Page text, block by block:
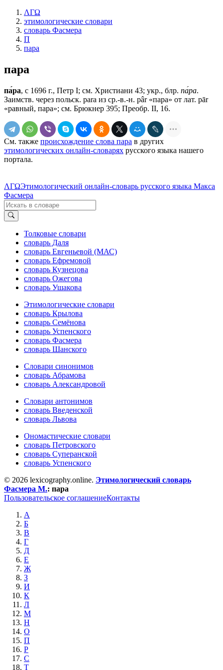
ΛΓΩ
этимологические словари
словарь Фасмера
П
пара
пара
па́ра, с 1696 г., Петр I; см. Христиани 43; укр., блр. па́ра.
Заимств. через польск. раrа из ср.-в.-н. рâr «пара» от лат. рār
«равный, пара»; см. Брюкнер 395; Преобр. II, 16.
См. также происхождение слова пара в других
этимологических онлайн-словарях русского языка нашего
портала.
ΛΓΩЭтимологический онлайн-словарь русского языка Макса
Фасмера
Толковые словари
словарь Даля
словарь Евгеньевой (МАС)
словарь Ефремовой
словарь Кузнецова
словарь Ожегова
словарь Ушакова
Этимологические словари
словарь Крылова
словарь Семёнова
словарь Успенского
словарь Фасмера
словарь Шанского
Словари синонимов
словарь Абрамова
словарь Александровой
Словари антонимов
словарь Введенской
словарь Львова
Ономастические словари
словарь Петровского
словарь Суперанской
словарь Успенского
© 2026 lexicography.online. Этимологический словарь
Фасмера М.: пара
Пользовательское соглашениеКонтакты
А
Б
В
Г
Д
Е
Ж
З
И
К
Л
М
Н
О
П
Р
С
Т